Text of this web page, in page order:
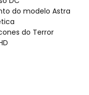
do modelo Astra
do Terror